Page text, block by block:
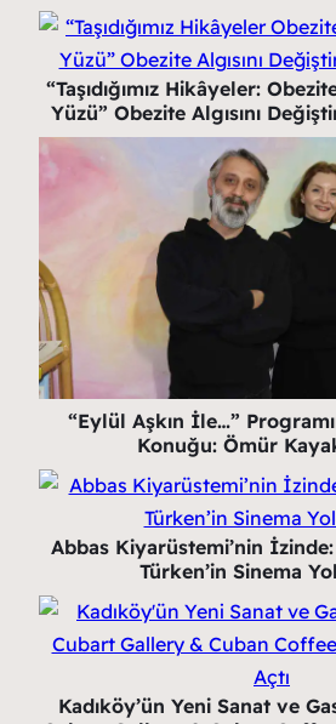
“Taşıdığımız Hikâyeler:
Yüzü” Obezite Algısını
“Eylül Aşkın İle…”
Konuğu: Ömür
Abbas Kiyarüstemi’nin
Türken’in Sinema
Kadıköy’ün Yeni Sanat ve